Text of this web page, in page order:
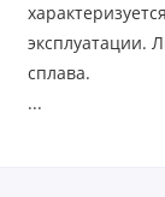
эксплуатации.
сплава.
...